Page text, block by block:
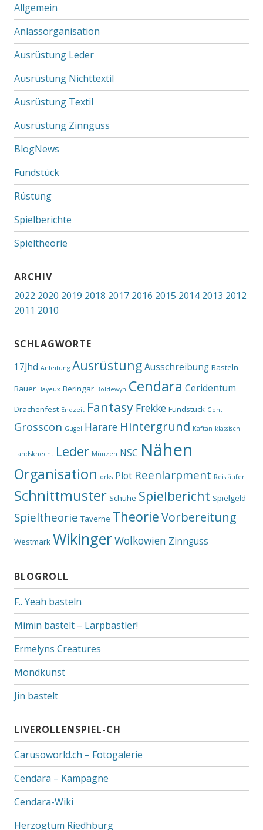
Allgemein
Anlassorganisation
Ausrüstung Leder
Ausrüstung Nichttextil
Ausrüstung Textil
Ausrüstung Zinnguss
BlogNews
Fundstück
Rüstung
Spielberichte
Spieltheorie
ARCHIV
2022 2020 2019 2018 2017 2016 2015 2014 2013 2012
2011 2010
SCHLAGWORTE
17Jhd Anleitung Ausrüstung Ausschreibung Basteln
Bauer Bayeux Beringar Boldewyn Cendara Ceridentum
Drachenfest Endzeit Fantasy Frekke Fundstück Gent
Grosscon Gugel Harare Hintergrund Kaftan klassisch
Landsknecht Leder Münzen NSC Nähen
Organisation orks Plot Reenlarpment Reisläufer
Schnittmuster Schuhe Spielbericht Spielgeld
Spieltheorie Taverne TheorieVorbereitung
Westmark WikingerWolkowien Zinnguss
BLOGROLL
F.. Yeah basteln
Mimin bastelt – Larpbastler!
Ermelyns Creatures
Mondkunst
Jin bastelt
LIVEROLLENSPIEL-CH
Carusoworld.ch – Fotogalerie
Cendara – Kampagne
Cendara-Wiki
Herzogtum Riedhburg